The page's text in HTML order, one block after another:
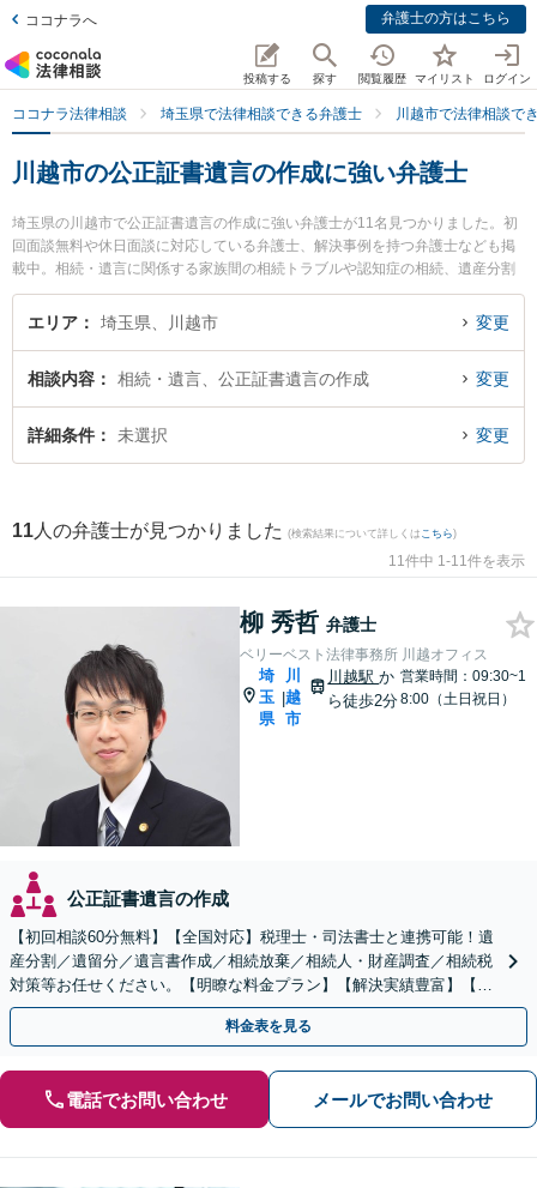
ココナラへ 弁護士の方はこちら
投稿する 探す 閲覧履歴 マイリスト ログイン
ココナラ法律相談 埼玉県で法律相談できる弁護士 川越市で法律相談で
川越市の公正証書遺言の作成に強い弁護士
埼玉県の川越市で公正証書遺言の作成に強い弁護士が11名見つかりました。初
回面談無料や休日面談に対応している弁護士、解決事例を持つ弁護士なども掲
載中。相続・遺言に関係する家族間の相続トラブルや認知症の相続、遺産分割
等の細かな分野での絞り込み検索もでき便利です。特にベリーベスト法律事務
所 川越オフィスの柳 秀哲弁護士や佐藤寛太法律事務所の佐藤 寛太弁護士、時
トラブルを今すぐに弁護士に相談したい』『公正証書遺言の作成のトラブル解
決の実績豊富な近くの弁護士を検索したい』『初回相談無料で公正証書遺言の
作成を法律相談できる川越市内の弁護士に相談予約したい』などでお困りの相
エリア 埼玉県、川越市 変更
相談内容 相続・遺言、公正証書遺言の作成 変更
詳細条件 未選択 変更
11 人の弁護士が見つかりました (検索結果について詳しくは こちら)
11件中 1-11件を表示
柳 秀哲 弁護士
ベリーベスト法律事務所 川越オフィス
埼
玉
県
|
川
越
市
川越駅か
ら徒歩2分
営業時間：09:30~1
8:00（土日祝日）
公正証書遺言の作成
【初回相談60分無料】【全国対応】税理士・司法書士と連携可能！遺
産分割／遺留分／遺言書作成／相続放棄／相続人・財産調査／相続税
対策等お任せください。【明瞭な料金プラン】【解決実績豊富】【電
話相談可】
料金表を見る
電話でお問い合わせ メールでお問い合わせ